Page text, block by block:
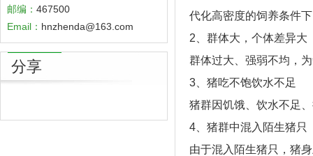
邮编： 467500
Email： hnzhenda@163.com
分享
代化高密度的饲养条件
2、群体大，个体差异大
群体过大、强弱不均，
3、猪吃不饱饮水不足
猪群因饥饿、饮水不足
4、猪群中混入陌生猪只
由于混入陌生猪只，猪